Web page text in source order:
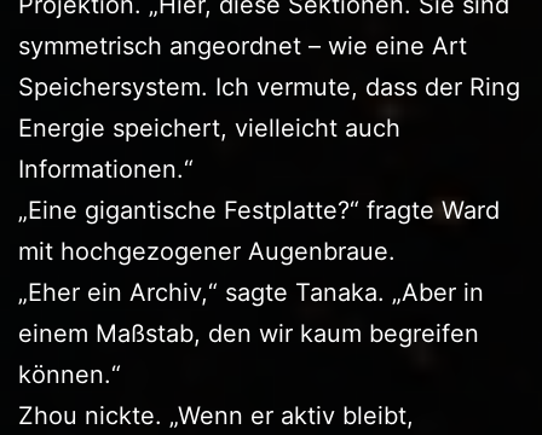
symmetrisch angeordnet – wie eine Art
Speichersystem. Ich vermute, dass der Ring
Energie speichert, vielleicht auch
Informationen.“
„Eine gigantische Festplatte?“ fragte Ward
mit hochgezogener Augenbraue.
„Eher ein Archiv,“ sagte Tanaka. „Aber in
einem Maßstab, den wir kaum begreifen
können.“
Zhou nickte. „Wenn er aktiv bleibt,